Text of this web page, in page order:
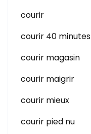
courir
courir 40 minutes
courir magasin
courir maigrir
courir mieux
courir pied nu